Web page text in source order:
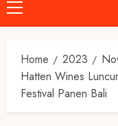
Primary
Menu
Home 2023
Hatten Wines
Festival Panen Bali